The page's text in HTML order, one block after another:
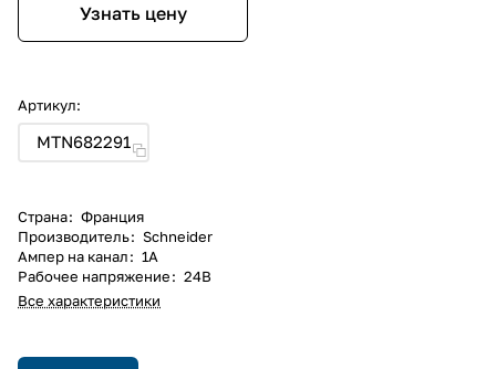
Узнать цену
Артикул:
MTN682291
Страна: Франция
Производитель: Schneider
Ампер на канал: 1A
Рабочее напряжение: 24В
Все характеристики